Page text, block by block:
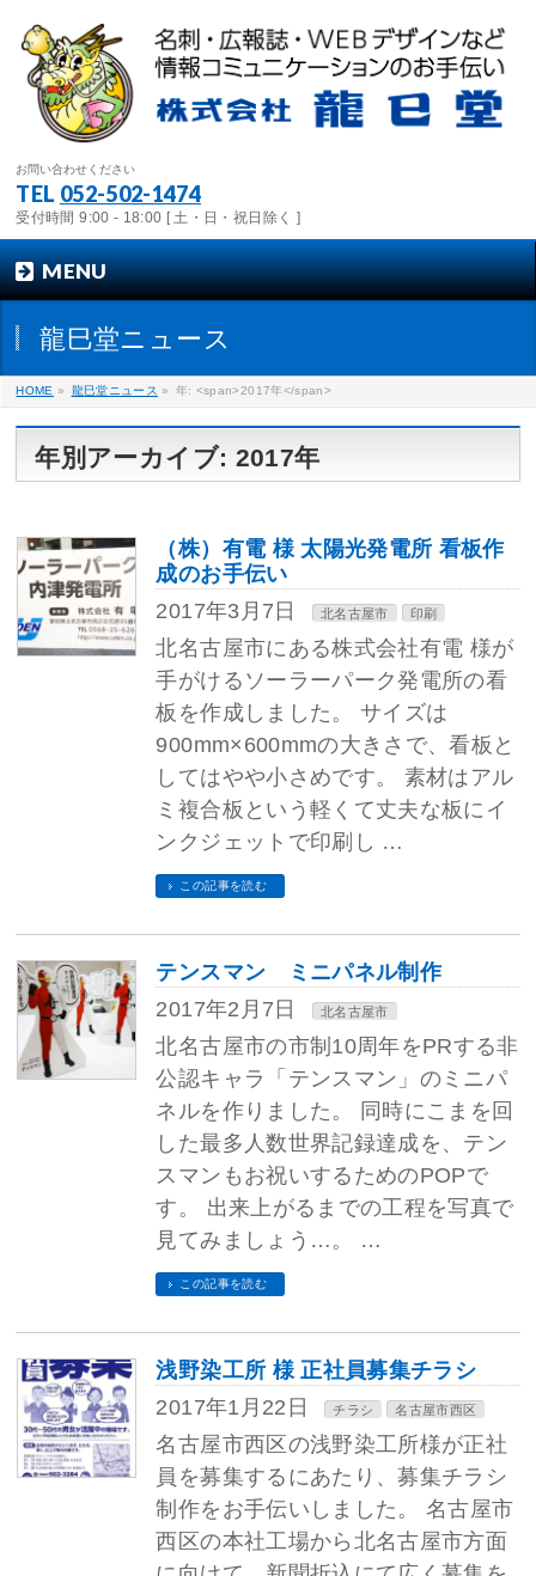
お問い合わせください
TEL 052-502-1474
受付時間 9:00 - 18:00 [ 土・日・祝日除く ]
MENU
龍巳堂ニュース
HOME » 龍巳堂ニュース » 年: <span>2017年</span>
年別アーカイブ: 2017年
（株）有電 様 太陽光発電所 看板作
成のお手伝い
2017年3月7日 北名古屋市 印刷
北名古屋市にある株式会社有電 様が
手がけるソーラーパーク発電所の看
板を作成しました。 サイズは
900mm×600mmの大きさで、看板と
してはやや小さめです。 素材はアル
ミ複合板という軽くて丈夫な板にイ
ンクジェットで印刷し …
この記事を読む
テンスマン ミニパネル制作
2017年2月7日 北名古屋市
北名古屋市の市制10周年をPRする非
公認キャラ「テンスマン」のミニパ
ネルを作りました。 同時にこまを回
した最多人数世界記録達成を、テン
スマンもお祝いするためのPOPで
す。 出来上がるまでの工程を写真で
見てみましょう…。 …
この記事を読む
浅野染工所 様 正社員募集チラシ
2017年1月22日 チラシ 名古屋市西区
名古屋市西区の浅野染工所様が正社
員を募集するにあたり、募集チラシ
制作をお手伝いしました。 名古屋市
西区の本社工場から北名古屋市方面